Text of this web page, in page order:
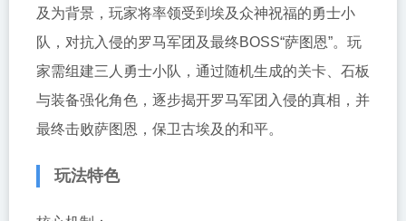
及为背景，玩家将率领受到埃及众神祝福的勇士小
队，对抗入侵的罗马军团及最终BOSS“萨图恩”。玩
家需组建三人勇士小队，通过随机生成的关卡、石板
与装备强化角色，逐步揭开罗马军团入侵的真相，并
最终击败萨图恩，保卫古埃及的和平。
玩法特色